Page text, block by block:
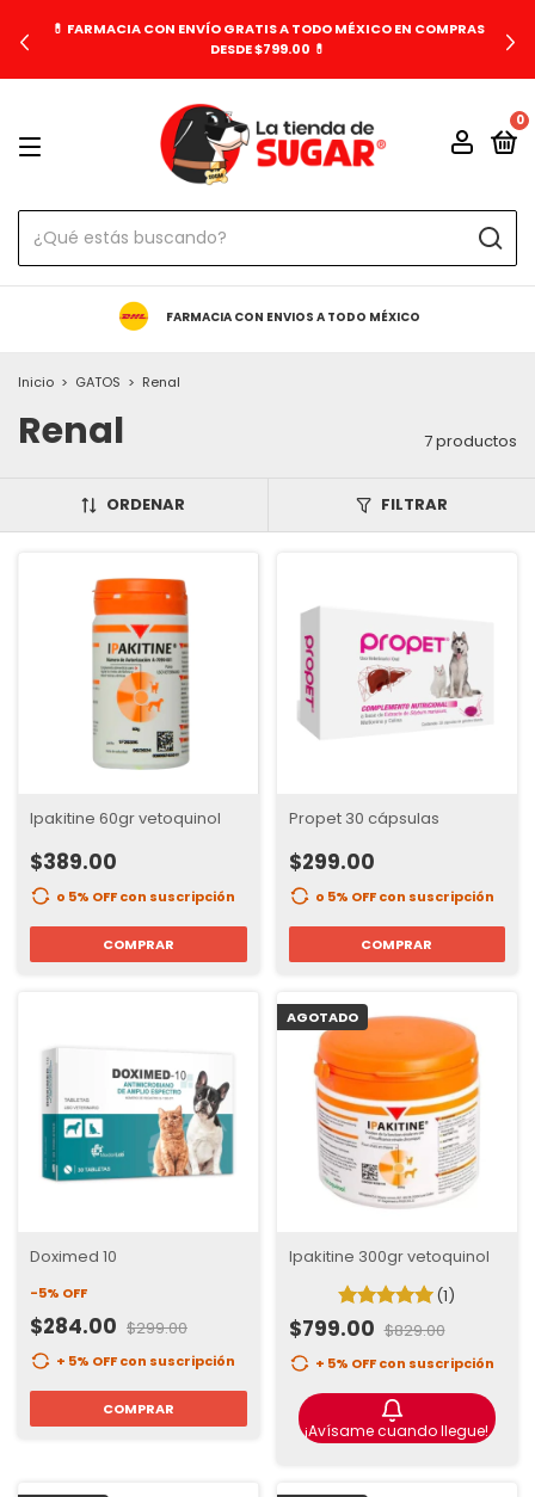
💊 FARMACIA CON ENVÍO GRATIS A TODO MÉXICO EN COMPRAS
DESDE $799.00 💊
0
FARMACIA CON ENVIOS A TODO MÉXICO
Inicio > GATOS > Renal
Renal 7 productos
ORDENAR FILTRAR
Ipakitine 60gr vetoquinol
$389.00
o 5% OFFcon suscripción
COMPRAR
Propet 30 cápsulas
$299.00
o 5% OFFcon suscripción
COMPRAR
Doximed 10
-5% OFF
$284.00 $299.00
+ 5% OFFcon suscripción
COMPRAR
AGOTADO
Ipakitine 300gr vetoquinol
(1)
$799.00 $829.00
+ 5% OFFcon suscripción
¡Avísame cuando llegue!